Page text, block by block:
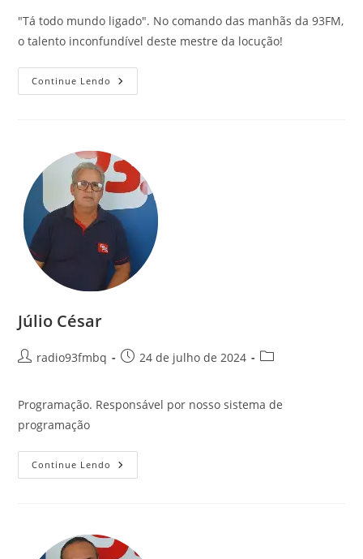
"Tá todo mundo ligado". No comando das manhãs da 93FM,
o talento inconfundível deste mestre da locução!
Continue Lendo
Júlio César
radio93fmbq 24 de julho de 2024
Programação. Responsável por nosso sistema de
programação
Continue Lendo